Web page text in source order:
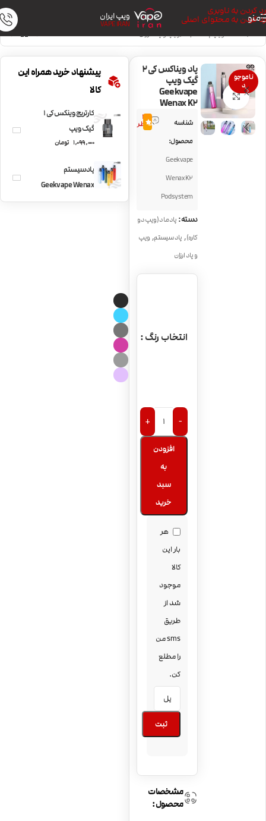
رد کردن به ناوبری
رد کردن به محتوای اصلی
منو ویپ ایران
VAPE IRAN
خانه/دستگاه ویپ | Vape Kit /ویپ و پاد ارزان
ناموجو
د
بزرگنمایی تصویر
پاد ویناکس کی ۲
گیک ویپ
Geekvape
Wenax K2
شناسه
محصول:
Geekvape
Wenax K2
Podsystem
17
نظر5.0
دسته: پادماد (ویپ دو
کاره), پاد سیستم, ویپ
و پاد ارزان
انتخاب رنگ
-
+
افزودن
به
سبد
خرید
هر
بار این
کالا
موجود
شد از
طریق
sms من
را مطلع
کن.
ثبت
مشخصات
محصول:
پیشنهاد خرید همراه این
کالا
کارتریج وینکس کی ۱
گیک ویپ
Geekvape Wenax
1,099,000 تومان
پادسیستم
Geekvape Wenax
K1